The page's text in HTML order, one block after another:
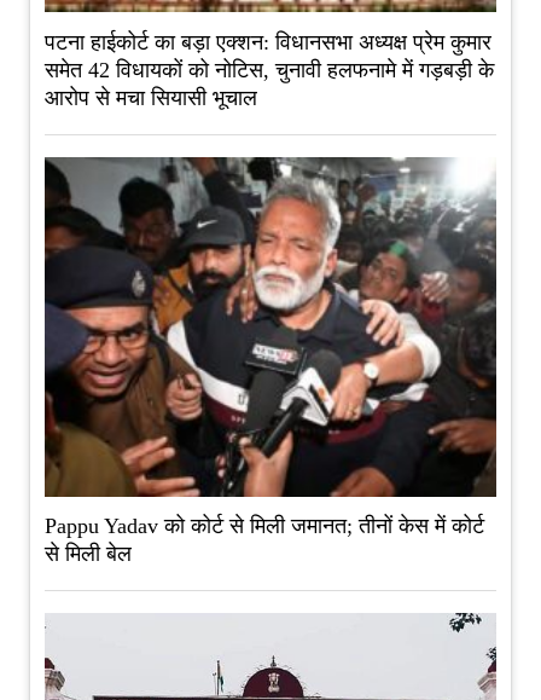
पटना हाईकोर्ट का बड़ा एक्शन: विधानसभा अध्यक्ष प्रेम कुमार
समेत 42 विधायकों को नोटिस, चुनावी हलफनामे में गड़बड़ी के
आरोप से मचा सियासी भूचाल
Pappu Yadav को कोर्ट से मिली जमानत; तीनों केस में कोर्ट
से मिली बेल